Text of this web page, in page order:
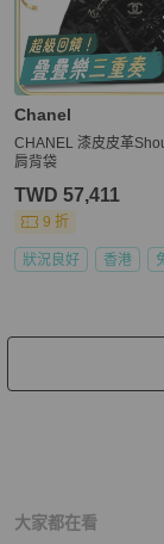
Chanel
CHANEL 漆皮皮革
肩背袋
TWD 57,411
9 折
狀況良好 香港
大家都在看